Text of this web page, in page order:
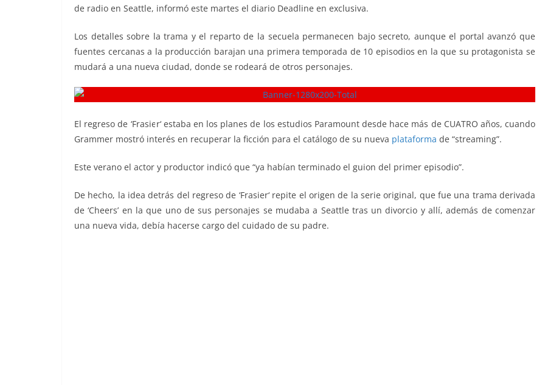
de radio en Seattle, informó este martes el diario Deadline en exclusiva.
Los detalles sobre la trama y el reparto de la secuela permanecen bajo secreto, aunque el portal avanzó que
fuentes cercanas a la producción barajan una primera temporada de 10 episodios en la que su protagonista se
mudará a una nueva ciudad, donde se rodeará de otros personajes.
El regreso de ‘Frasier‘ estaba en los planes de los estudios Paramount desde hace más de CUATRO años, cuando
Grammer mostró interés en recuperar la ficción para el catálogo de su nueva plataforma de “streaming”.
Este verano el actor y productor indicó que “ya habían terminado el guion del primer episodio”.
De hecho, la idea detrás del regreso de ‘Frasier‘ repite el origen de la serie original, que fue una trama derivada
de ‘Cheers’ en la que uno de sus personajes se mudaba a Seattle tras un divorcio y allí, además de comenzar
una nueva vida, debía hacerse cargo del cuidado de su padre.